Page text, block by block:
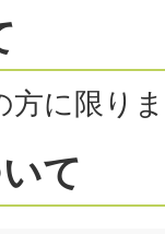
方に限り
て